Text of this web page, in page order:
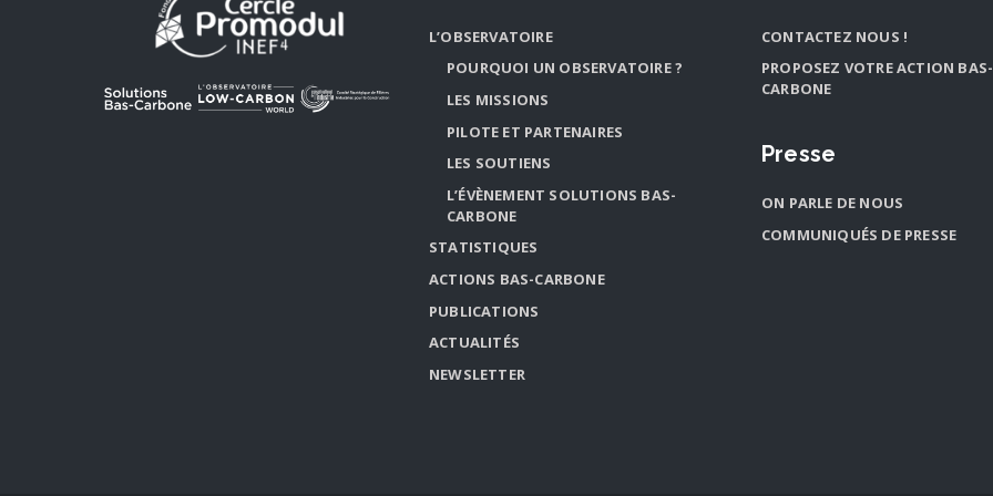
L’OBSERVATOIRE
POURQUOI UN OBSERVATOIRE ?
LES MISSIONS
PILOTE ET PARTENAIRES
LES SOUTIENS
L’ÉVÈNEMENT SOLUTIONS BAS-
CARBONE
STATISTIQUES
ACTIONS BAS-CARBONE
PUBLICATIONS
ACTUALITÉS
NEWSLETTER
CONTACTEZ NOUS !
PROPOSEZ VOTRE ACTION BAS-
CARBONE
Presse
ON PARLE DE NOUS
COMMUNIQUÉS DE PRESSE